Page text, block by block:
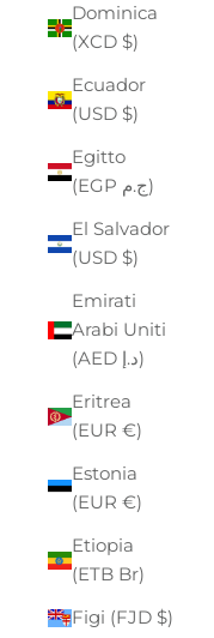
Dominica
(XCD $)
Ecuador
(USD $)
Egitto
(EGP ج.م)
El Salvador
(USD $)
Emirati
Arabi Uniti
(AED د.إ)
Eritrea
(EUR €)
Estonia
(EUR €)
Etiopia
(ETB Br)
Figi (FJD $)